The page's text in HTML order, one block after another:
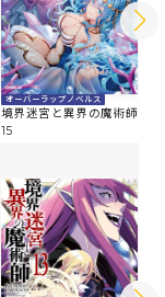
オーバーラップノベルス
境界迷宮と異界の魔術師
15